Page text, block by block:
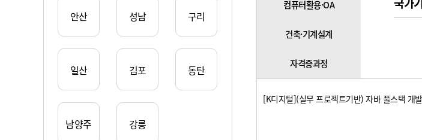
안산 성남 구리
일산 김포 동탄
남양주 강릉
컴퓨터활용·OA
건축·기계설계
자격증과정
[K디지털](실무 프로젝트기반) 자바 풀스택